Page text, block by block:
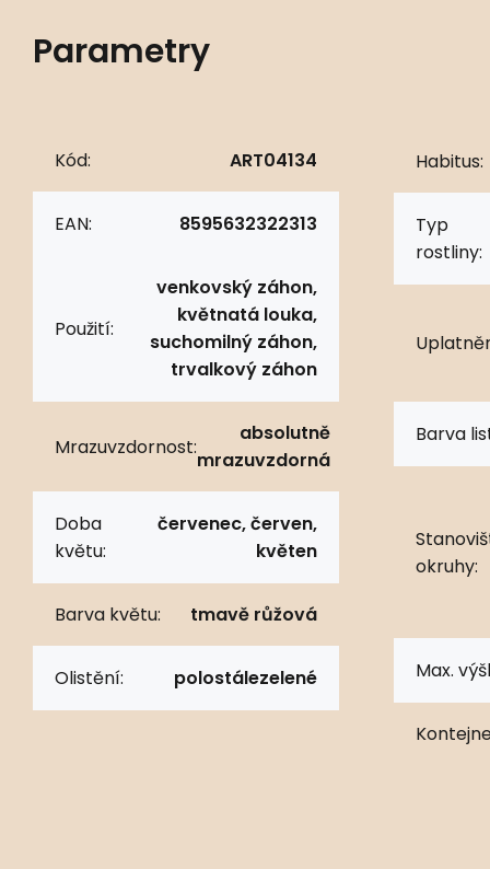
Parametry
Kód: ART04134
EAN: 8595632322313
Použití:
venkovský záhon,
květnatá louka,
suchomilný záhon,
trvalkový záhon
Mrazuvzdornost:
absolutně
mrazuvzdorná
Doba
květu:
červenec, červen,
květen
Barva květu: tmavě růžová
Olistění: polostálezelené
Habitus:
Typ
rostliny:
Barva
okruhy:
Max.